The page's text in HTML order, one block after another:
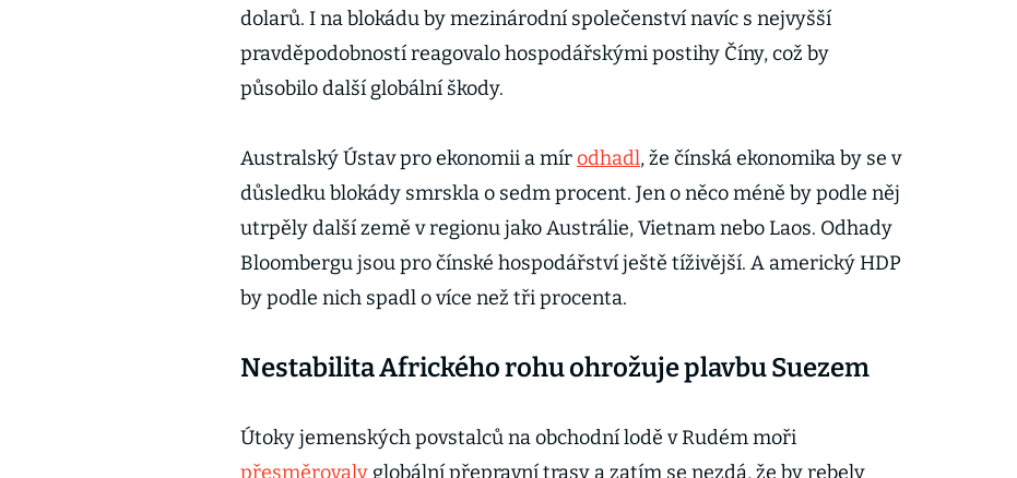
dolarů. I na blokádu by mezinárodní společenství navíc s nejvyšší
pravděpodobností reagovalo hospodářskými postihy Číny, což by
působilo další globální škody.
Australský Ústav pro ekonomii a mírodhadl, že čínská ekonomika by se v
důsledku blokády smrskla o sedm procent. Jen o něco méně by podle něj
utrpěly další země v regionu jako Austrálie, Vietnam nebo Laos. Odhady
Bloombergu jsou pro čínské hospodářství ještě tíživější. A americký HDP
by podle nich spadl o více než tři procenta.
Nestabilita Afrického rohu ohrožuje plavbu Suezem
Útoky jemenských povstalců na obchodní lodě v Rudém moři
přesměrovaly globální přepravní trasy a zatím se nezdá, že by rebely